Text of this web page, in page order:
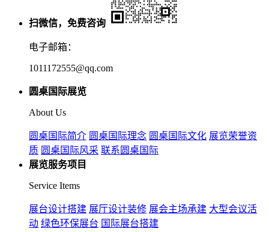
扫微信，免费咨询
电子邮箱：
1011172555@qq.com
圆桌国际展览
About Us
圆桌国际简介 圆桌国际理念 圆桌国际文化 展览荣誉资
质 圆桌国际风采 联系圆桌国际
展览服务项目
Service Items
展台设计搭建 展厅设计装修 展会主场承建 大型会议活
动 绿色环保展台 国际展台搭建